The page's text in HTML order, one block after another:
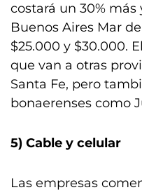
costará un 30%
Buenos Aires Mar
$25.000 y $30.000.
que van a otras
Santa Fe, pero
bonaerenses como
5) Cable y celular
Las empresas